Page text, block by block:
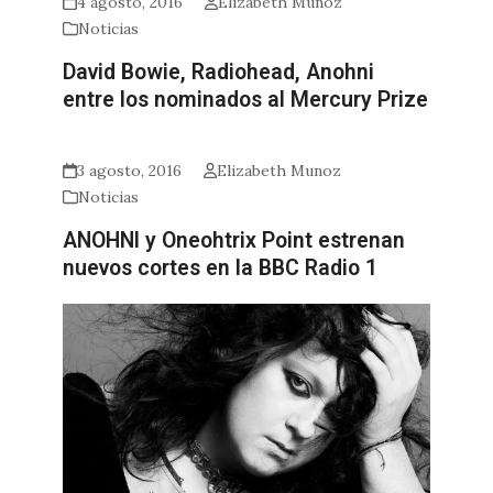
Noticias
David Bowie, Radiohead, Anohni
entre los nominados al Mercury Prize
3 agosto, 2016
Elizabeth Munoz
Noticias
ANOHNI y Oneohtrix Point estrenan
nuevos cortes en la BBC Radio 1